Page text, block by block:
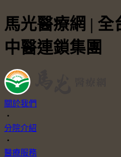
馬光醫療網 | 全
中醫連鎖集團
關於我們
・
分院介紹
・
醫療服務